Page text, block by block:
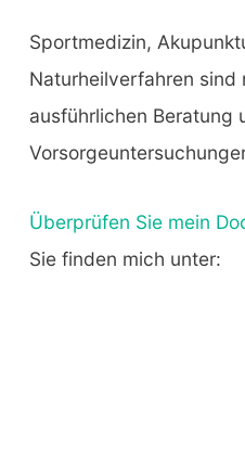
Sportmedizin,
Naturheilverfahren sind
ausführlichen Beratung
Überprüfen Sie mein
Sie finden mich unter: